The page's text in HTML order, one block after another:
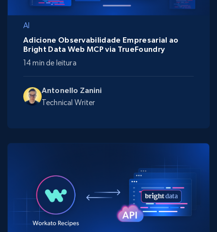
AI
Antonello Zanini
Technical Writer
Adicione Observabilidade Empresarial ao
Bright Data Web MCP via TrueFoundry
14 min de leitura